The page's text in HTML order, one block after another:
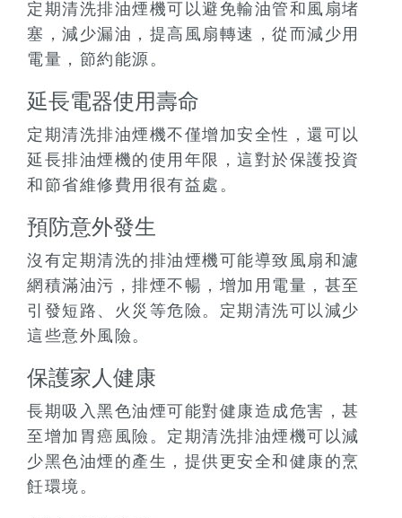
定期清洗排油煙機可以避免輸油管和風扇堵
塞，減少漏油，提高風扇轉速，從而減少用
電量，節約能源。
延長電器使用壽命
定期清洗排油煙機不僅增加安全性，還可以
延長排油煙機的使用年限，這對於保護投資
和節省維修費用很有益處。
預防意外發生
沒有定期清洗的排油煙機可能導致風扇和濾
網積滿油污，排煙不暢，增加用電量，甚至
引發短路、火災等危險。定期清洗可以減少
這些意外風險。
保護家人健康
長期吸入黑色油煙可能對健康造成危害，甚
至增加胃癌風險。定期清洗排油煙機可以減
少黑色油煙的產生，提供更安全和健康的烹
飪環境。